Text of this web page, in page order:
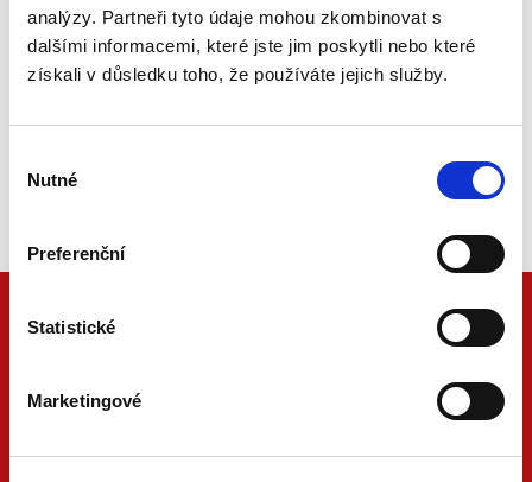
analýzy. Partneři tyto údaje mohou zkombinovat s
dalšími informacemi, které jste jim poskytli nebo které
získali v důsledku toho, že používáte jejich služby.
souhlasu
Nutné
Preferenční
Statistické
Marketingové
Semináře a Konference
Vzdělávejte se kvalitně.
Vzdělávejte se s Akademií C. H. Beck.